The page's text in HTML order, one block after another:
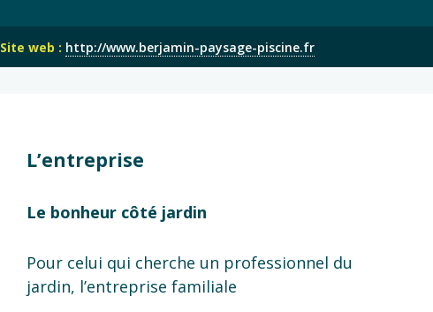
Site web : http://www.berjamin-paysage-piscine.fr
L’entreprise
Le bonheur côté jardin
Pour celui qui cherche un professionnel du
jardin, l’entreprise familiale